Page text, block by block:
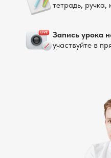
Запись урока
участвуйте в
тетрадь,